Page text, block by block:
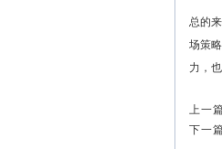
总的
场策
力，
上一
下一